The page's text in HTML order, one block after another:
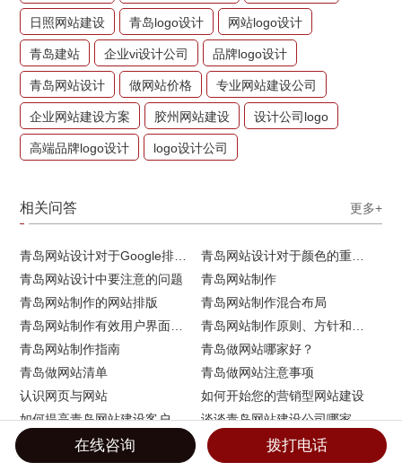
日照网站建设 青岛logo设计 网站logo设计
青岛建站 企业vi设计公司 品牌logo设计
青岛网站设计 做网站价格 专业网站建设公司
企业网站建设方案 胶州网站建设 设计公司logo
高端品牌logo设计 logo设计公司
相关问答 更多+
青岛网站设计中要注意的问题
青岛网站制作
青岛网站制作的网站排版
青岛网站制作混合布局
青岛网站制作指南
青岛做网站哪家好？
青岛做网站清单
青岛做网站注意事项
认识网页与网站
如何开始您的营销型网站建设
如何提高青岛网站建设客户访问流量
谈谈青岛网站建设公司哪家比较好
外贸网站建设的技巧
网店装修设计的流程
网店装修设计栏目策划
在线咨询 拨打电话